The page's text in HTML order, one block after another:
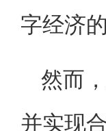
字经济
然而
并实现